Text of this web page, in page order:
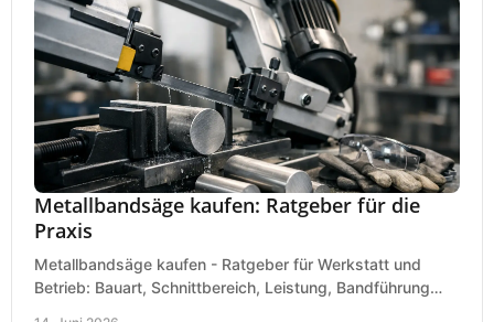
Metallbandsäge kaufen: Ratgeber für die
Praxis
Metallbandsäge kaufen - Ratgeber für Werkstatt und
Betrieb: Bauart, Schnittbereich, Leistung, Bandführung